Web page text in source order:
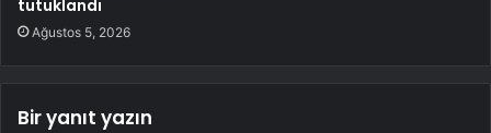
tutuklandı
Ağustos 5, 2026
Bir yanıt yazın